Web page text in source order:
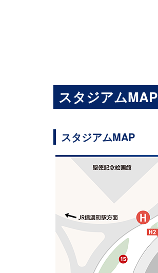
スタジアムMAP
スタジアムMAP